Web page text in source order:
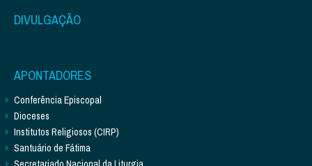
DIVULGAÇÃO
APONTADORES
Conferência Episcopal
Dioceses
Institutos Religiosos (CIRP)
Santuário de Fátima